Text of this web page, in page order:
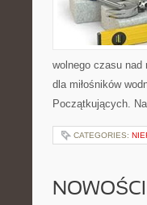
wolnego czasu nad
dla miłośników
Początkujących.
CATEGORIES: